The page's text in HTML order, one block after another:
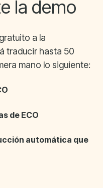
la demo
a la
traducir hasta 50
mano lo siguiente:
de ECO
automática que